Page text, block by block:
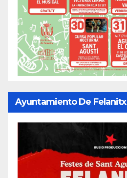
Ayuntamiento De Felanitx